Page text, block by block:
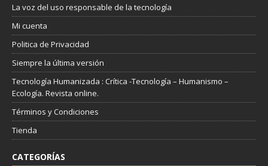
La voz del uso responsable de la tecnología
Mi cuenta
Politica de Privacidad
Siempre la última versión
Tecnología Humanizada : Crítica -Tecnología – Humanismo –
Ecología. Revista online.
Términos y Condiciones
Tienda
CATEGORÍAS